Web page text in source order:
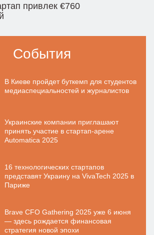
привлек €760
События
В Киеве пройдет буткемп для студентов
медиаспециальностей и журналистов
Украинские компании приглашают
принять участие в стартап-арене
Automatica 2025
16 технологических стартапов
представят Украину на VivaTech 2025 в
Париже
Brave CFO Gathering 2025 уже 6 июня
— здесь рождается финансовая
стратегия новой эпохи